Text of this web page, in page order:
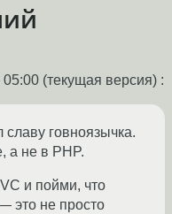
05:00 (текущая версия) :
славу говноязычка.
а не в PHP.
и пойми, что
это не просто